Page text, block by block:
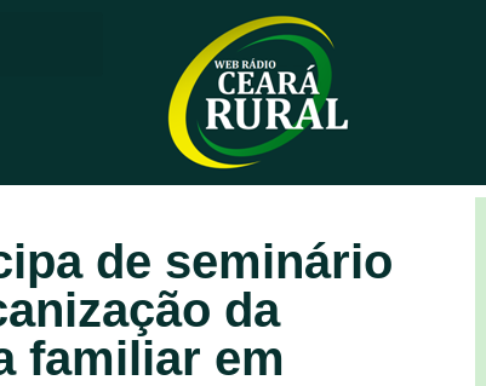
de seminário
da
familiar em